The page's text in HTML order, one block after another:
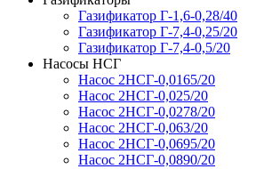
Газификатор Г-1,6-0,28/40
Газификатор Г-7,4-0,25/20
Газификатор Г-7,4-0,5/20
Насосы НСГ
Насос 2НСГ-0,0165/20
Насос 2НСГ-0,025/20
Насос 2НСГ-0,0278/20
Насос 2НСГ-0,063/20
Насос 2НСГ-0,0695/20
Насос 2НСГ-0,0890/20